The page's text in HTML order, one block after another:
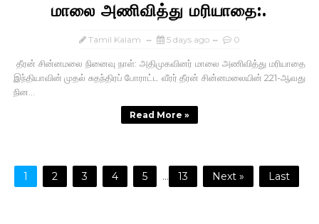
மாலை அணிவித்து மரியாதை:.
Tamil Kalam 5 days ago 0
தீரன் சின்னமலை நினைவு நாள்: அதிமுகவினர் மாலை அணிவித்து மரியாதை
இந்தியாவின் முதல் சுதந்திரப் போராட்ட வீரர் தீரன் சின்னமலையின் 221-ஆவது
நின...
Read More »
1 2 3 4 5 ... 13 Next » Last